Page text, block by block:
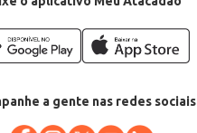
a gente nas redes sociais